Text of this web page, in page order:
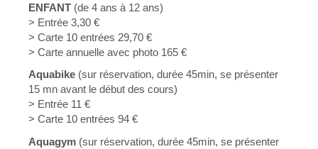
ENFANT(de 4 ans à 12 ans)
> Entrée 3,30 €
> Carte 10 entrées 29,70 €
> Carte annuelle avec photo 165 €
Aquabike (sur réservation, durée 45min, se présenter
15 mn avant le début des cours)
> Entrée 11 €
> Carte 10 entrées 94 €
Aquagym(sur réservation, durée 45min, se présenter